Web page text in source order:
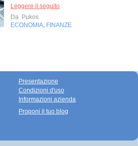
Leggere il seguito
Da Pukos
ECONOMIA FINANZE
Presentazione
Condizioni d'uso
Informazioni azienda
Proponi il tuo blog